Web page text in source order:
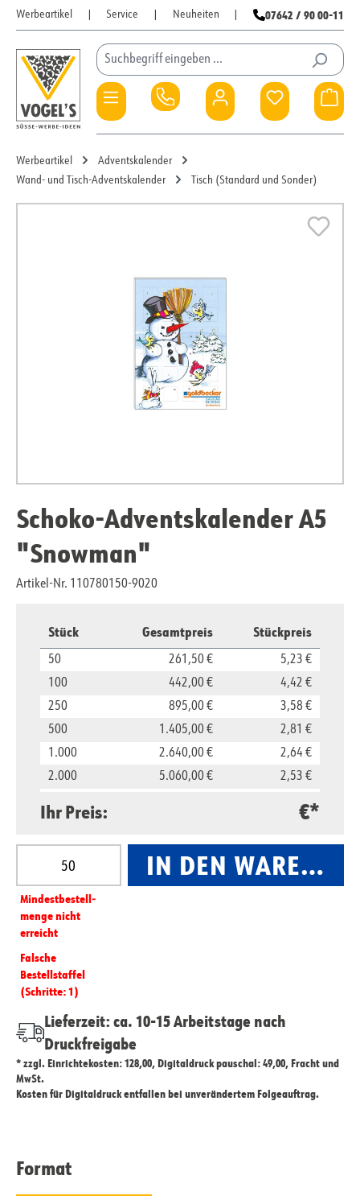
Zum Hauptinhalt springen
Werbeartikel Service Neuheiten 07642 / 90 00-11
Du hast 0
Werbeartikel
Adventskalender
Wand- und Tisch-Adventskalender
Tisch (Standard und Sonder)
Schoko-Adventskalender A5
"Snowman"
Artikel-Nr. 110780150-9020
Stück Gesamtpreis Stückpreis
50 261,50 €
5,23 €
100
442,00 €
4,42 €
250
895,00 €
3,58 €
500
1.405,00 €
2,81 €
1.000
2.640,00 €
2,64 €
2.000
5.060,00 €
2,53 €
2,35 €
Ihr Preis: €*
Produkt Anzahl: Gib den gewünschten Wert ein
Mindest­­bestell­­
menge nicht
erreicht
Falsche
Bestellstaffel
(Schritte: 1)
IN DEN
Lieferzeit: ca. 10-15 Arbeitstage nach
Druckfreigabe
* zzgl. Einrichtekosten: 128,00, Digitaldruck pauschal: 49,00, Fracht und
MwSt.
Kosten für Digitaldruck entfallen bei unverändertem Folgeauftrag.
Format